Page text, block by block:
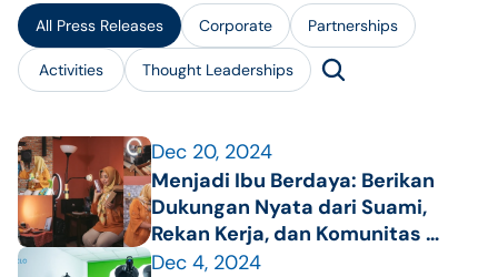
All Press Releases Corporate Partnerships
Activities Thought Leaderships
Dec 20, 2024
Menjadi Ibu Berdaya: Berikan
Dukungan Nyata dari Suami,
Rekan Kerja, dan Komunitas
dalam Menghadapi Tantangan
Dec 4, 2024